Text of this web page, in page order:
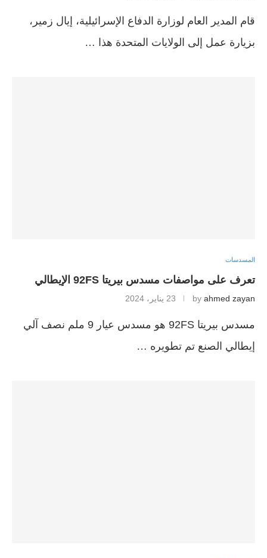
قام المدير العام لوزارة الدفاع الإسرائيلية، إيال زمير،
بزيارة عمل إلى الولايات المتحدة هذا …
المسدسات
تعرف على مواصفات مسدس بيريتا 92FS الإيطالي
by ahmed zayan 23 يناير، 2024
مسدس بيريتا 92FS هو مسدس عيار 9 ملم نصف آلي
إيطالي الصنع تم تطويره …